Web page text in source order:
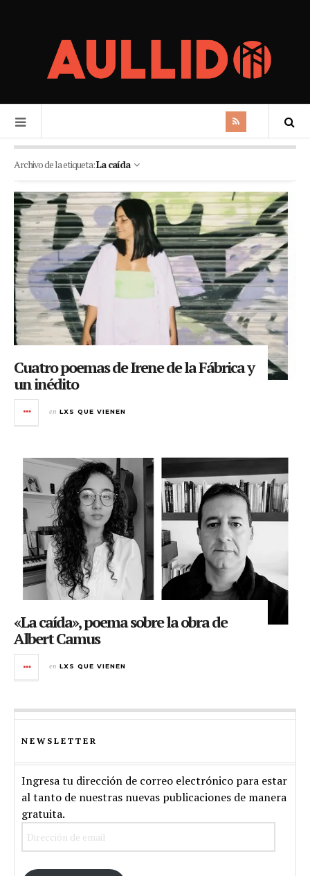
Archivo de la etiqueta:La caída
Cuatro poemas de Irene de la Fábrica y
un inédito
en LXS QUE VIENEN
«La caída», poema sobre la obra de
Albert Camus
en LXS QUE VIENEN
NEWSLETTER
Ingresa tu dirección de correo electrónico para estar
al tanto de nuestras nuevas publicaciones de manera
gratuita.